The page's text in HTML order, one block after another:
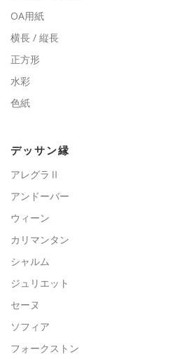
OA用紙
横長 / 縦長
正方形
水彩
色紙
デッサン縁
アレグラⅡ
アンドーバー
ウィーン
カリマンタン
シャルム
ジュリエット
セーヌ
ソフィア
フォークストン